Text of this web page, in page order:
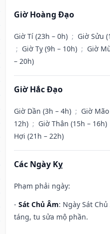
Giờ Hoàng Đạo
Giờ Tí (23h – 0h) ; Giờ Sửu
; Giờ Tỵ (9h – 10h) ; Giờ
– 20h)
Giờ Hắc Đạo
Giờ Dần (3h – 4h) ; Giờ
12h) ; Giờ Thân (15h – 16h)
Hợi (21h – 22h)
Các Ngày Kỵ
Phạm phải ngày:
- Sát Chủ Âm: Ngày Sát
táng, tu sửa mộ phần.